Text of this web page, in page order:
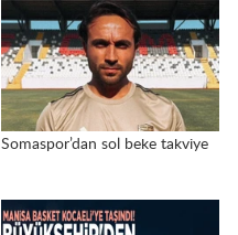
Somaspor’dan sol beke takviye